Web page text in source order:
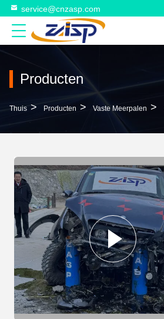
service@cnzasp.com
Producten
Thuis > Producten > Vaste Meerpalen >